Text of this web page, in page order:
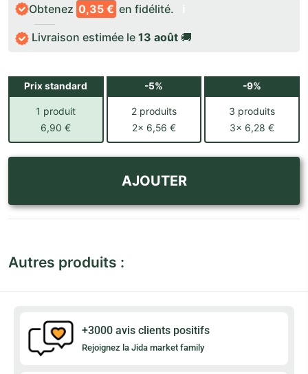
Obtenez 0,35 € en fidélité.
Livraison estimée le 13 août 🚚
Prix standard
1 produit
6,90 €
-5%
2 produits
2x 6,56 €
-9%
3 produits
3x 6,28 €
AJOUTER
Autres produits :
+3000 avis clients positifs
Rejoignez la Jida market family